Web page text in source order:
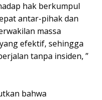
hak berkumpul
antar-pihak dan
massa
efektif, sehingga
tanpa insiden, ”
bahwa